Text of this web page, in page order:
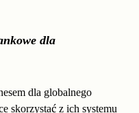
dla
dla globalnego
skorzystać z ich systemu